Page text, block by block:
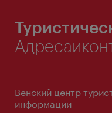
Венский центр
информации